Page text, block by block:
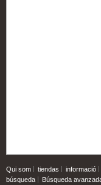
Qui som tiendas informació
búsqueda
Búsqueda